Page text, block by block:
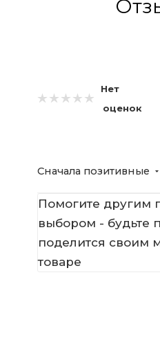
Нет
оценок
Сначала позитивные
Помогите другим
выбором - будьте
поделится своим
товаре